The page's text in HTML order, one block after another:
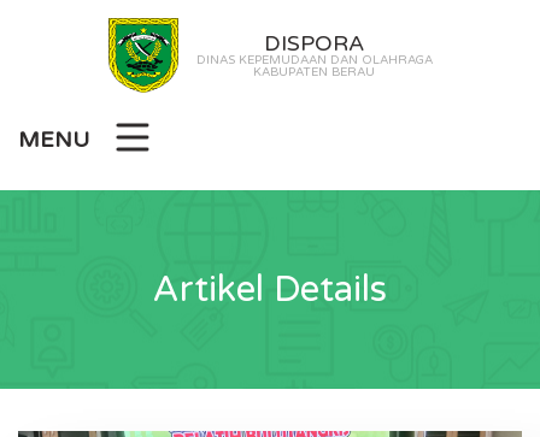
DISPORA
DINAS KEPEMUDAAN DAN OLAHRAGA
KABUPATEN BERAU
MENU
Artikel Details